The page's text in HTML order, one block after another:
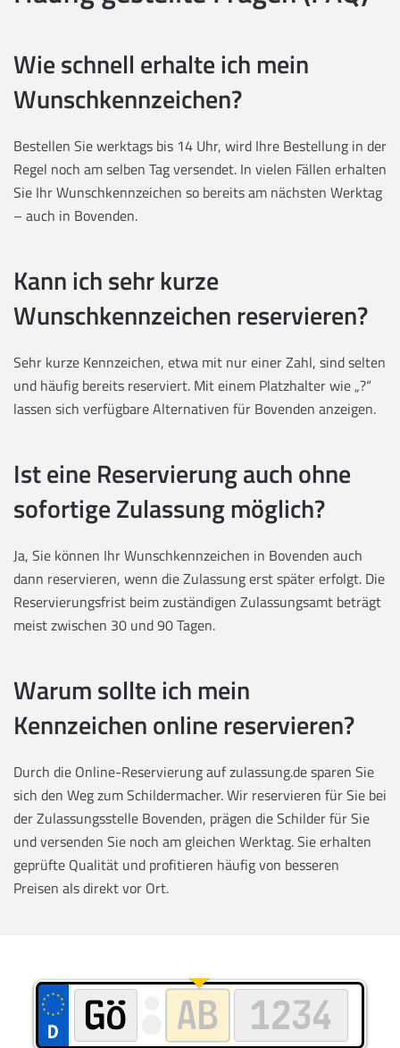
Wie schnell erhalte ich mein
Wunschkennzeichen?
Bestellen Sie werktags bis 14 Uhr, wird Ihre Bestellung in der
Regel noch am selben Tag versendet. In vielen Fällen erhalten
Sie Ihr Wunschkennzeichen so bereits am nächsten Werktag
– auch in Bovenden.
Kann ich sehr kurze
Wunschkennzeichen reservieren?
Sehr kurze Kennzeichen, etwa mit nur einer Zahl, sind selten
und häufig bereits reserviert. Mit einem Platzhalter wie „?“
lassen sich verfügbare Alternativen für Bovenden anzeigen.
Ist eine Reservierung auch ohne
sofortige Zulassung möglich?
Ja, Sie können Ihr Wunschkennzeichen in Bovenden auch
dann reservieren, wenn die Zulassung erst später erfolgt. Die
Reservierungsfrist beim zuständigen Zulassungsamt beträgt
meist zwischen 30 und 90 Tagen.
Warum sollte ich mein
Kennzeichen online reservieren?
Durch die Online-Reservierung auf zulassung.de sparen Sie
sich den Weg zum Schildermacher. Wir reservieren für Sie bei
der Zulassungsstelle Bovenden, prägen die Schilder für Sie
und versenden Sie noch am gleichen Werktag. Sie erhalten
geprüfte Qualität und profitieren häufig von besseren
Preisen als direkt vor Ort.